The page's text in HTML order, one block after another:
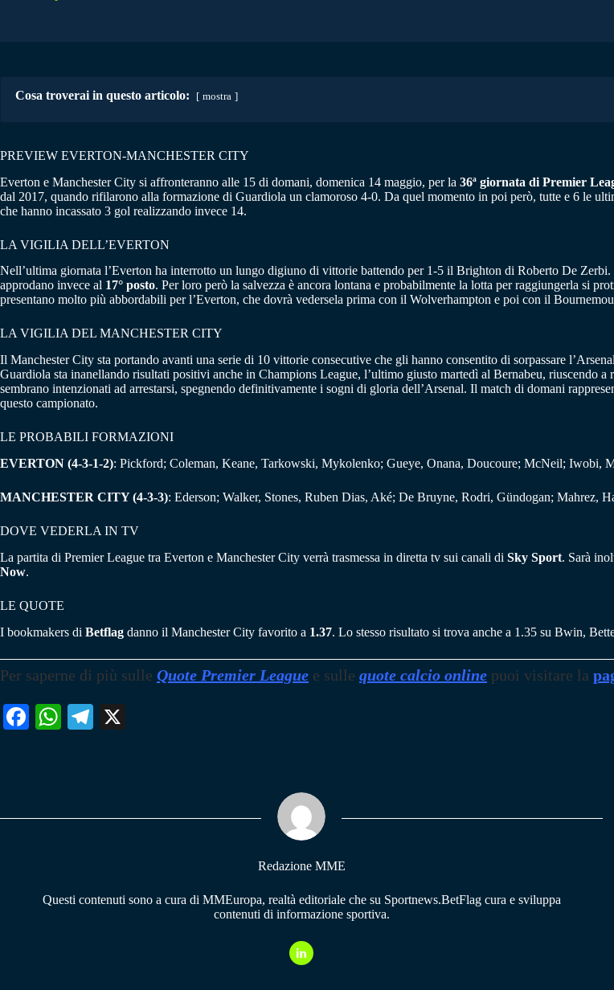
Cosa troverai in questo articolo: mostra
PREVIEW EVERTON-MANCHESTER CITY
Everton e Manchester City si affronteranno alle 15 di domani, domenica 14 maggio, per la 36ª giornata di Premier
dal 2017, quando rifilarono alla formazione di Guardiola un clamoroso 4-0. Da quel momento in poi però, tutte e 6 le
che hanno incassato 3 gol realizzando invece 14.
LA VIGILIA DELL’EVERTON
Nell’ultima giornata l’Everton ha interrotto un lungo digiuno di vittorie battendo per 1-5 il Brighton di Roberto De Zerbi.
approdano invece al 17° posto. Per loro però la salvezza è ancora lontana e probabilmente la lotta per raggiungerla si
presentano molto più abbordabili per l’Everton, che dovrà vedersela prima con il Wolverhampton e poi con il
LA VIGILIA DEL MANCHESTER CITY
Il Manchester City sta portando avanti una serie di 10 vittorie consecutive che gli hanno consentito di sorpassare
Guardiola sta inanellando risultati positivi anche in Champions League, l’ultimo giusto martedì al Bernabeu, riuscendo
sembrano intenzionati ad arrestarsi, spegnendo definitivamente i sogni di gloria dell’Arsenal. Il match di domani
questo campionato.
LE PROBABILI FORMAZIONI
EVERTON (4-3-1-2): Pickford; Coleman, Keane, Tarkowski, Mykolenko; Gueye, Onana, Doucoure; McNeil; Iwobi,
MANCHESTER CITY(4-3-3): Ederson; Walker, Stones, Ruben Dias, Aké; De Bruyne, Rodri, Gündogan; Mahrez,
DOVE VEDERLA IN TV
La partita di Premier League tra Everton e Manchester City verrà trasmessa in diretta tv sui canali di Sky Sport. Sarà
Now.
LE QUOTE
I bookmakers di Betflag danno il Manchester City favorito a 1.37. Lo stesso risultato si trova anche a 1.35 su Bwin,
Per saperne di più sulle Quote Premier League e sulle quote calcio online puoi visitare la
Fa W
pp
Te
m
Redazione MME
Questi contenuti sono a cura di MMEuropa, realtà editoriale che su Sportnews.BetFlag cura e sviluppa
contenuti di informazione sportiva.